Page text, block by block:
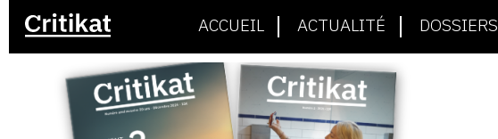
ACCUEIL ACTUALITÉ DOSSIERS